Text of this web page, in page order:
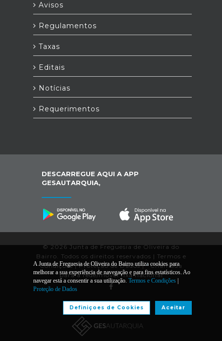
Avisos
Regulamentos
Taxas
Editais
Notícias
Requerimentos
DESCARREGUE AQUI A APP
GESAUTARQUIA,
© 2026 Junta de Freguesia de Oliveira do
Bairro. Todos os direitos reservados | Termos e
Condições|Proteção de Dados|* Chamada
para a rede/móvel fixa nacional
Desenvolvido por:
A Junta de Freguesia de Oliveira do Bairro utiliza cookies para
melhorar a sua experiência de navegação e para fins estatísticos. Ao
navegar está a consentir a sua utilização. Termos e Condições|
Proteção de Dados
Aceitar
Definiçoes de Cookies